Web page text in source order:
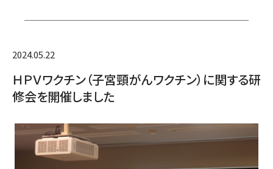
2024.05.22
ＨＰＶワクチン（子宮頸がんワクチン）に関する研
修会を開催しました